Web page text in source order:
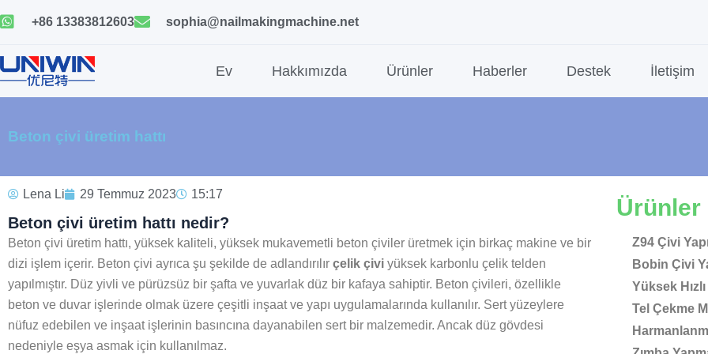
geç
+86 13383812603 sophia@nailmakingmachine.net
Ev Hakkımızda Ürünler Haberler Destek İletişim
Beton çivi üretim hattı
Lena Li 29 Temmuz 2023 15:17
Beton çivi üretim hattı nedir?
Beton çivi üretim hattı, yüksek kaliteli, yüksek mukavemetli beton çiviler üretmek için birkaç makine ve bir
dizi işlem içerir. Beton çivi ayrıca şu şekilde de adlandırılır çelik çivi yüksek karbonlu çelik telden
yapılmıştır. Düz yivli ve pürüzsüz bir şafta ve yuvarlak düz bir kafaya sahiptir. Beton çivileri, özellikle
beton ve duvar işlerinde olmak üzere çeşitli inşaat ve yapı uygulamalarında kullanılır. Sert yüzeylere
nüfuz edebilen ve inşaat işlerinin basıncına dayanabilen sert bir malzemedir. Ancak düz gövdesi
nedeniyle eşya asmak için kullanılmaz.
Ürünler
Z94 Çivi
Bobin Çivi
Yüksek
Tel Çekme